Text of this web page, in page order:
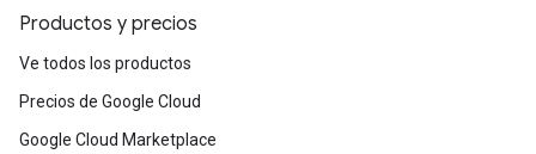
Productos y precios
Ve todos los productos
Precios de Google Cloud
Google Cloud Marketplace